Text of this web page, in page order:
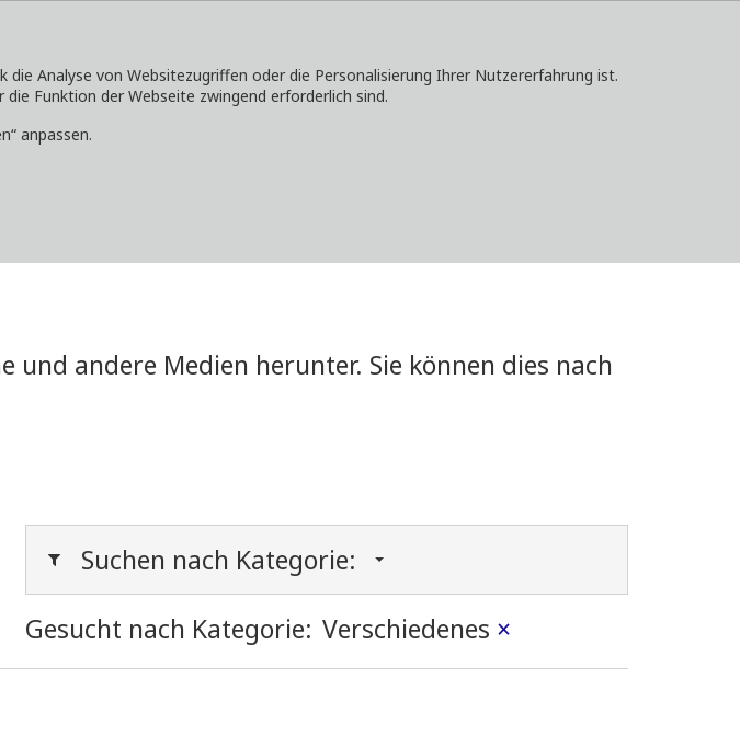
Analyse von Websitezugriffen oder die Personalisierung Ihrer Nutzererfahrung ist.
Funktion der Webseite zwingend erforderlich sind.
anpassen.
und andere Medien herunter. Sie können dies nach
Suchen nach Kategorie:
Gesucht nach Kategorie: Verschiedenes ×